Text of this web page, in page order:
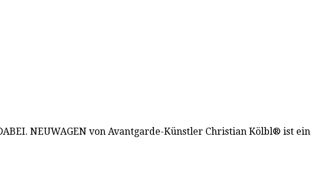
NEUWAGEN von Avantgarde-Künstler Christian Kölbl® ist ein